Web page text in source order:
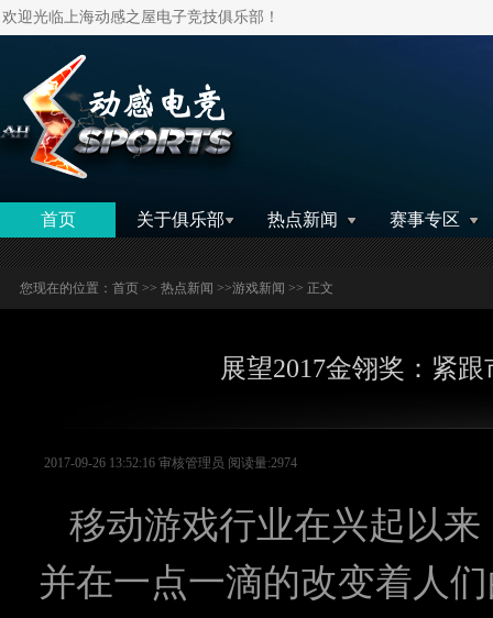
欢迎光临上海动感之屋电子竞技俱乐部！
首页 关于俱乐部 热点新闻 赛事专区
您现在的位置： 首页 >> 热点新闻 >>游戏新闻 >> 正文
展望2017金翎奖：紧
2017-09-26 13:52:16 审核管理员 阅读量:2974
移动游戏行业在兴起以
并在一点一滴的改变着人